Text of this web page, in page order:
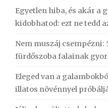
Egyetlen hiba, és akár a
kidobhatod: ezt ne tedd
Nem muszáj csempézni:
fürdőszoba falainak
Eleged van a
illatos növénnyel